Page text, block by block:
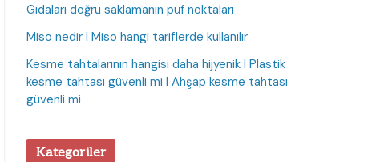
Gıdaları doğru saklamanın püf noktaları
Miso nedir I Miso hangi tariflerde kullanılır
Kesme tahtalarının hangisi daha hijyenik I Plastik
kesme tahtası güvenli mi I Ahşap kesme tahtası
güvenli mi
Kategoriler